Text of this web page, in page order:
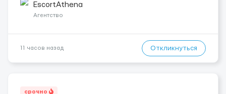
хорошие деньги 💶 — это предложение для тебя! 🔹
Требования: ✔️ Возраст от ...
EscortAthena
Агентство
11 часов назад Откликнуться
срочно